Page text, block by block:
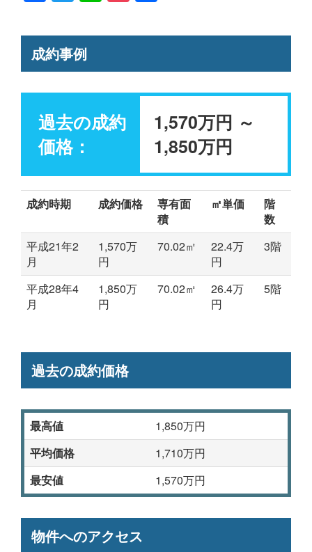
成約事例
過去の成約
価格：
1,570万円 ～
1,850万円
成約時期 成約価格
専有面
積
㎡単価
階
数
平成21年2
月
1,570万
円
70.02㎡
22.4万
円
3階
平成28年4
月
1,850万
円
70.02㎡
26.4万
円
5階
過去の成約価格
最高値
1,850万円
平均価格
1,710万円
最安値
1,570万円
物件へのアクセス